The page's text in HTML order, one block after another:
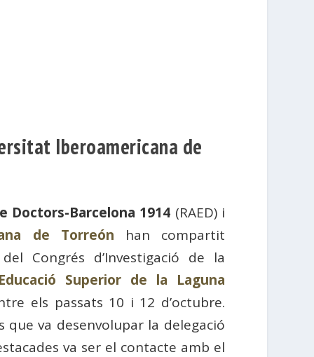
Iberoamericana de
Doctors-Barcelona 1914 (RAED) i
de Torreón han compartit
Congrés d’Investigació de la
Superior de la Laguna
els passats 10 i 12 d’octubre.
va desenvolupar la delegació
va ser el contacte amb el